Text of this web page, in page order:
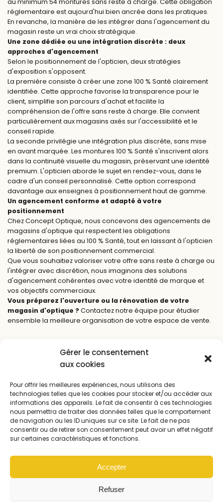
Gérer le consentement
aux cookies
Pour offrir les meilleures expériences, nous utilisons des
technologies telles que les cookies pour stocker et/ou accéder aux
informations des appareils. Le fait de consentir à ces technologies
nous permettra de traiter des données telles que le comportement
de navigation ou les ID uniques sur ce site. Le fait de ne pas
consentir ou de retirer son consentement peut avoir un effet négatif
sur certaines caractéristiques et fonctions.
Accepter
Refuser
réglementaire est aujourd'hui bien ancrée dans les pratiques.
En revanche, la manière de les intégrer dans l'agencement du
magasin reste un vrai choix stratégique.
Une zone dédiée ou une intégration discrète : deux
approches d'agencement
Selon le positionnement de l'opticien, deux stratégies
d'exposition s'opposent.
La première consiste à créer une zone 100 % Santé clairement
identifiée. Cette approche favorise la transparence pour le
client, simplifie son parcours d'achat et facilite la
compréhension de l'offre sans reste à charge. Elle convient
particulièrement aux magasins axés sur l'accessibilité et le
conseil rapide.
La seconde privilégie une intégration plus discrète, sans mise
en avant marquée. Les montures 100 % Santé s'inscrivent alors
dans la continuité visuelle du magasin, préservant une identité
premium. L'opticien aborde le sujet en rendez-vous, dans le
cadre d'un conseil personnalisé. Cette option correspond
davantage aux enseignes à positionnement haut de gamme.
Un agencement conforme et adapté à votre
positionnement
Chez Concept Optique, nous concevons des agencements de
magasins d'optique qui respectent les obligations
réglementaires liées au 100 % Santé, tout en laissant à l'opticien
la liberté de son positionnement commercial.
Que vous souhaitiez valoriser votre offre sans reste à charge ou
l'intégrer avec discrétion, nous imaginons des solutions
d'agencement cohérentes avec votre identité de marque et
vos objectifs commerciaux.
Vous préparez l'ouverture ou la rénovation de votre
magasin d'optique ?Contactez notre équipe pour étudier
ensemble la meilleure organisation de votre espace de vente.
Article précédent :
«Support de lunettes SL : une solution simple et
efficace pour exposer vos montures